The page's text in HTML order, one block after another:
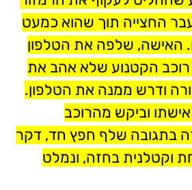
החצייה תוך שהוא כמעט
האישה, שלפה את הטלפון
רוכב הקטנוע שלא אהב את
ודרש ממנה את הטלפון.
וביקש מהרוכב
בתגובה שלף חפץ חד, דקר
וקטלנית בחזה, ונמלט